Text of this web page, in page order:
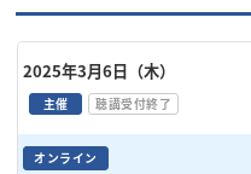
2025年3月6日（木）
主催 聴講受付終了
オンライン